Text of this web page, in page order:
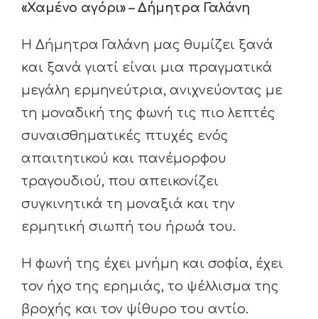
«Χαμένο αγόρι» – Δήμητρα Γαλάνη
Η Δήμητρα Γαλάνη μας θυμίζει ξανά
και ξανά γιατί είναι μια πραγματικά
μεγάλη ερμηνεύτρια, ανιχνεύοντας με
τη μοναδική της φωνή τις πιο λεπτές
συναισθηματικές πτυχές ενός
απαιτητικού και πανέμορφου
τραγουδιού, που απεικονίζει
συγκινητικά τη μοναξιά και την
ερμητική σιωπή του ήρωά του.
Η φωνή της έχει μνήμη και σοφία, έχει
τον ήχο της ερημιάς, το ψέλλισμα της
βροχής και τον ψίθυρο του αντίο.